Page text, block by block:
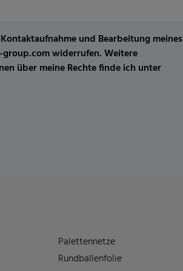
und Bearbeitung meines
widerrufen. Weitere
über meine Rechte finde ich unter
Palettennetze
Rundballenfolie